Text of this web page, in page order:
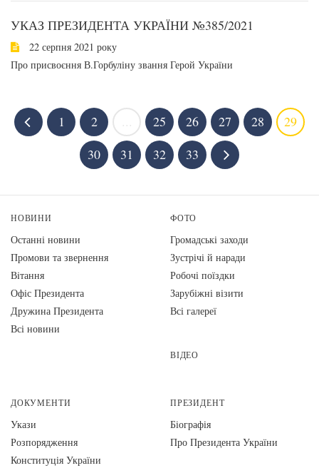
УКАЗ ПРЕЗИДЕНТА УКРАЇНИ №385/2021
22 серпня 2021 року
Про присвоєння В.Горбуліну звання Герой України
1 2 25 26 27 28
29
30
31 32 33
НОВИНИ
Останні новини
Промови та звернення
Вiтання
Офіс Президента
Дружина Президента
Всі новини
ФОТО
Громадські заходи
Зустрічі й наради
Робочі поїздки
Зарубіжні візити
Всі галереї
ВІДЕО
ДОКУМЕНТИ
Укази
Розпорядження
Конституція України
ПРЕЗИДЕНТ
Біографія
Про Президента України